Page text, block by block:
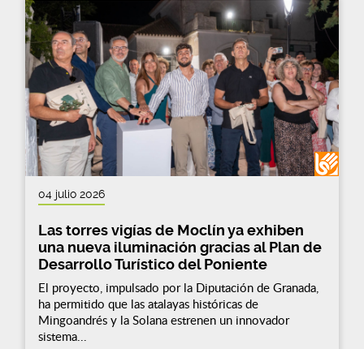
04 julio 2026
Las torres vigías de Moclín ya exhiben
una nueva iluminación gracias al Plan de
Desarrollo Turístico del Poniente
El proyecto, impulsado por la Diputación de Granada,
ha permitido que las atalayas históricas de
Mingoandrés y la Solana estrenen un innovador
sistema...